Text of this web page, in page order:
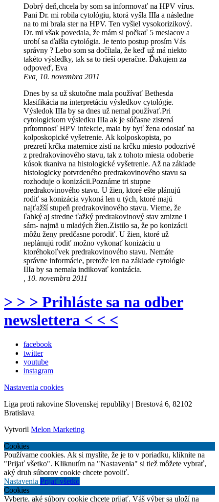
Dobrý deň,chcela by som sa informovať na HPV vírus.
Pani Dr. mi robila cytológiu, ktorá vyšla IIIa a následne
na to mi brala ster na HPV. Ten vyšiel vysokorizikový.
Dr. mi však povedala, že mám si počkať 5 mesiacov a
urobí sa ďalšia cytológia. Je tento postup prosím Vás
správny ? Lebo som sa dočítala, že keď už má niekto
takéto výsledky, tak sa to rieši operačne. Ďakujem za
odpoveď, Eva
Eva, 10. novembra 2011
Dnes by sa už skutočne mala používať Bethesda
klasifikácia na interpretáciu výsledkov cytológie.
Výsledok IIIa by sa dnes už nemal používať.Pri
cytologickom výsledku IIIa ak je súčasne zistená
prítomnosť HPV infekcie, mala by byť žena odoslať na
kolposkopické vyšetrenie. Ak kolposkopista, po
prezretí krčka maternice zistí na krčku miesto podozrivé
z predrakovinového stavu, tak z tohoto miesta odoberie
kúsok tkaniva na histologické vyšetrenie. Až na základe
histologicky potvrdeného predrakovinového stavu sa
rozhoduje o konizácii.Poznáme tri stupne
predrakovinového stavu. U žien, ktoré ešte plánujú
rodiť sa konizácia vykoná len u tých, ktoré majú
najťažší stupeň predrakovinového stavu. Vieme, že
ľahký aj stredne ťažký predrakovinový stav zmizne i
sám- najmä u mladých žien.Zistilo sa, že po konizácii
môžu ženy predčasne porodiť. U žien, ktoré už
neplánujú rodiť možno vykonať konizáciu u
ktoréhokoľvek predrakovinového stavu. Nemáte
správne informácie, pretože len na základe cytológie
IIIa by sa nemala indikovať konizácia.
, 10. novembra 2011
> > > Prihláste sa na odber
newslettera < < <
facebook
twitter
youtube
instagram
Nastavenia cookies
Liga proti rakovine Slovenskej republiky | Brestová 6, 82102
Bratislava
Vytvoril Melon Marketing
Cookies
Používame cookies. Ak si myslíte, že je to v poriadku, kliknite na
"Prijať všetko". Kliknutím na "Nastavenia" si tiež môžete vybrať,
aký druh súborov cookie chcete povoliť.
Nastavenia Prijať všetko
Cookies
Vyberte, aké súbory cookie chcete prijať. Váš výber sa uloží na